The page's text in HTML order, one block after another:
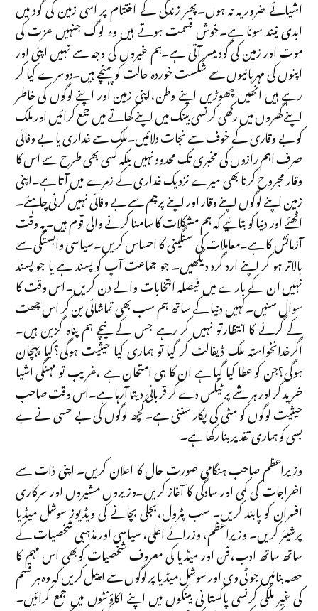
اشیائے ضروریہ نہ ہوں۔پھر زندگی کے اختتام پر اسی زمین کی گود میں
ابدی نیند سونا ہے۔خوش قسمت ہوتے ہیں وہ لوگ جنہیں عزت کی
موت اور زمین کی گود میسر آتی ہے۔ہم غیروں کی وجہ سے نہیں اپنی اور
اپنوں کی مہربانیوں سے شکست خوردہ حالت کو پہنچے ہیں۔دوسرے کیا کر
رہے ہیں انھیں چھوڑیں اپنے وطن،اپنی زمین اور اپنے لوگوں کی خاطر
اپنے گھروں میں رکھی کرنسی بینک میں اپنے کھاتے میں جمع کرائیں اور ملک
کو بے وقاری کے خوف سے نجات دلائیں۔ملک سے غداری یا بے وفائی
صرف اہم رازوں کی مخبری تک محدود نہیں بلکہ کسی بھی طرح سے اس کا
وقار مجروح کرنا بھی میرے نزدیک غداری کے زمرے میں آتا ہے۔اپنی
زمین اپنے لوگوں اپنے وقار اور اپنے پرچم سے بے وفائی نہیں کرنی چاہئے۔
اٹھئے اور دنیا کو بتائیے کہ ہم مشکلات کا سامنا کرنے والی قوم ہیں۔یہ وقت
آزمائش کا ہے۔معاملات کی سنگینی کا احساس کریں۔سیاسی وابستگی سے
بالاتر ہو کر اپنے ارد گرد دیکھیں۔ جو جماعت آپ کو پسند ہے یا جو پسند
نہیں ان کے بارے میں فیصلہ انتخابات والے دن کریں۔اس وقت کا
سوال سنیں۔کہیں دنیا کے ساتھ ہم سب بھی تماشائی بن کر اس چھت
کے گرنے کا انتظارتو نہیں کر رہے جس کے نیچے ہم پناہ گزین ہیں۔
اگرخدانخواستہ ملک ڈیفالٹ کر گیا تو ہماری کیا حیثیت ہوگی؟کیا پہچان
ہوگی؟جن کو عطا کیا گیا ہے ان کا ہی امتحان ہے ،غریب تو مہنگی اشیا
خرید کر اور ہر شے پر ٹیکس دے کر قربانی دیتا آرہا ہے۔اس وقت صاحب
حیثیت لوگوں کو مٹی کی پکار سننی ہے۔کچھ لوگوں کی بے حسی نے بے
بسی کو ہماری تقدیر بنا رکھا ہے۔
وزیراعظم صاحب ہنگامی صورت حال کا اعلان کریں۔ اپنی ذات سے
اخراجات کی کمی اور سادگی کا آغاز کریں۔وزیروں مشیروں اور سرکاری
افسران کو پابند کریں۔ سب پٹرول،بجلی بچانے کی ویڈیوز سوشل میڈیا
پرشیئر کریں۔ وزیراعظم، وزرائے اعلی، سیاسی اور مذہبی شخصیات کے
ساتھ ساتھ ادب،فن اور میڈیا کی معروف شخصیات کوبھی اس مہم کا
حصہ بنائیں جو ٹی وی اور سوشل میڈیا پر لوگوں سے اپیل کریں کہ وہ ہر قسم
کی غیر ملکی کرنسی پاکستا نی بینکوں میں اپنے اکاؤنٹوں میں جمع کرائیں۔